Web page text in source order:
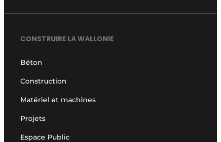
CONSTRUIRE LA WALLONIE
Béton
Construction
Matériel et machines
Projets
Espace Public